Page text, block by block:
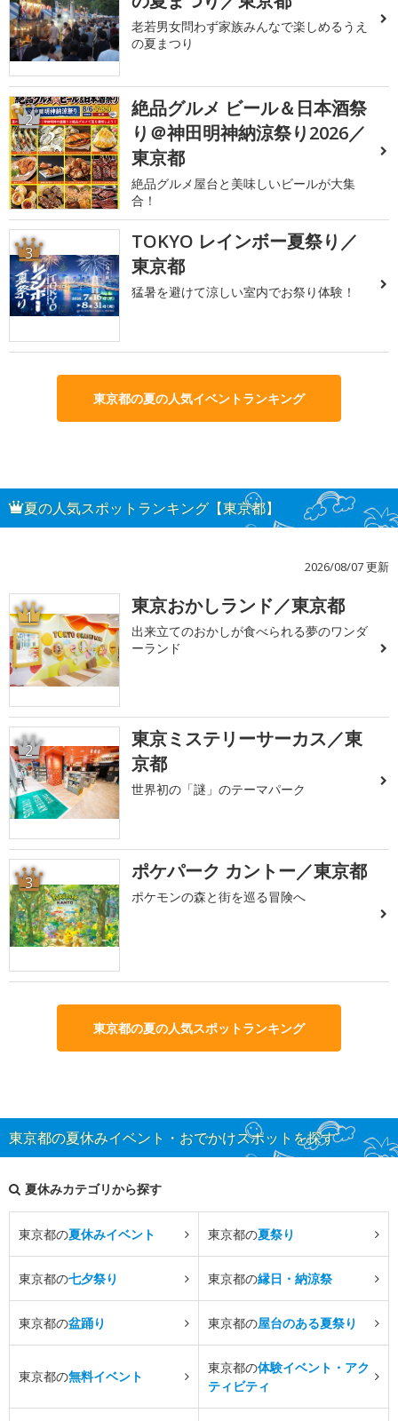
老若男女問わず家族みんなで楽しめるうえ
の夏まつり
2
絶品グルメ ビール＆日本酒祭
り＠神田明神納涼祭り2026／
東京都
絶品グルメ屋台と美味しいビールが大集
合！
3
TOKYO レインボー夏祭り／
東京都
猛暑を避けて涼しい室内でお祭り体験！
東京都の夏の人気イベントランキング
夏の人気スポットランキング【東京都】
2026/08/07 更新
1 東京おかしランド／東京都
出来立てのおかしが食べられる夢のワンダ
ーランド
2
東京ミステリーサーカス／東
京都
世界初の「謎」のテーマパーク
3 ポケパーク カントー／東京都
ポケモンの森と街を巡る冒険へ
東京都の夏の人気スポットランキング
東京都の夏休みイベント・おでかけスポットを探す
夏休みカテゴリから探す
東京都の夏休みイベント 東京都の夏祭り
東京都の七夕祭り 東京都の縁日・納涼祭
東京都の盆踊り 東京都の屋台のある夏祭り
東京都の無料イベント
東京都の体験イベント・アク
ティビティ